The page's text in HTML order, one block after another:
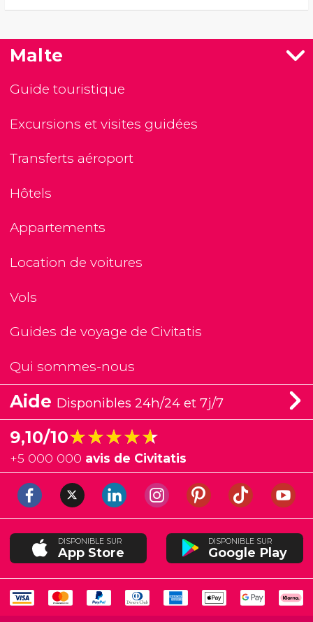
Malte
Guide touristique
Excursions et visites guidées
Transferts aéroport
Hôtels
Appartements
Location de voitures
Vols
Guides de voyage de Civitatis
Qui sommes-nous
Aide Disponibles 24h/24 et 7j/7
9,10/10★★★★★
★★★★★
+5 000 000 avis de Civitatis
DISPONIBLE SUR
App Store
DISPONIBLE SUR
Google Play